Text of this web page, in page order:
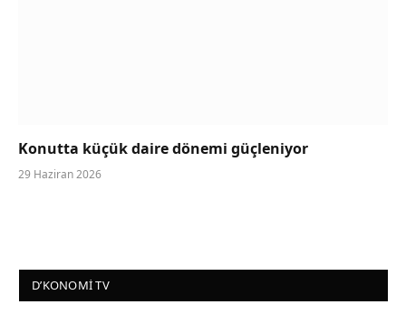
Konutta küçük daire dönemi güçleniyor
29 Haziran 2026
D’KONOMI TV